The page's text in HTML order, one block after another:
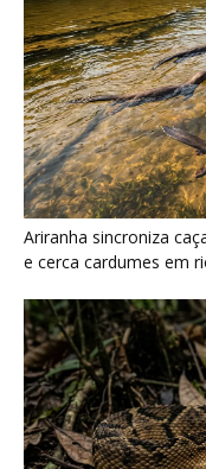
Surucucu detecta
emboscada no escuro
Últimas noticias
canto